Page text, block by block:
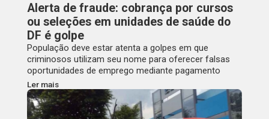
Alerta de fraude: cobrança por cursos
ou seleções em unidades de saúde do
DF é golpe
População deve estar atenta a golpes em que
criminosos utilizam seu nome para oferecer falsas
oportunidades de emprego mediante pagamento
Ler mais